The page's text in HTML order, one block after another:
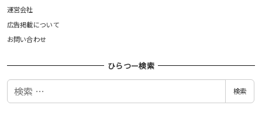
運営会社
広告掲載について
お問い合わせ
ひらつー検索
検
検索